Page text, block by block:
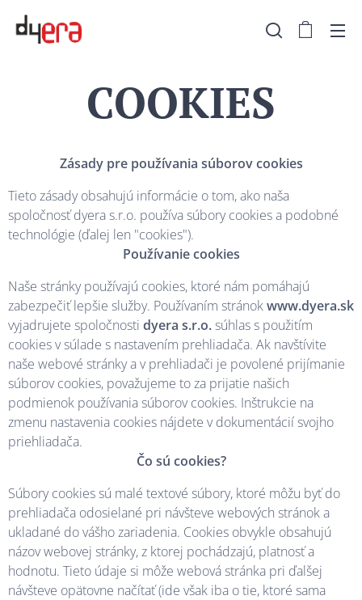
COOKIES
Zásady pre používania súborov cookies
Tieto zásady obsahujú informácie o tom, ako naša
spoločnosť dyera s.r.o. používa súbory cookies a podobné
technológie (ďalej len "cookies").
Používanie cookies
Naše stránky používajú cookies, ktoré nám pomáhajú
zabezpečiť lepšie služby. Používaním stránokwww.dyera.sk
vyjadrujete spoločnosti dyera s.r.o.súhlas s použitím
cookies v súlade s nastavením prehliadača. Ak navštívite
naše webové stránky a v prehliadači je povolené prijímanie
súborov cookies, považujeme to za prijatie našich
podmienok používania súborov cookies. Inštrukcie na
zmenu nastavenia cookies nájdete v dokumentácií svojho
priehliadača.
Čo sú cookies?
Súbory cookies sú malé textové súbory, ktoré môžu byť do
prehliadača odosielané pri návšteve webových stránok a
ukladané do vášho zariadenia. Cookies obvykle obsahujú
názov webovej stránky, z ktorej pochádzajú, platnosť a
hodnotu. Tieto údaje si môže webová stránka pri ďalšej
návšteve opätovne načítať (ide však iba o tie, ktoré sama